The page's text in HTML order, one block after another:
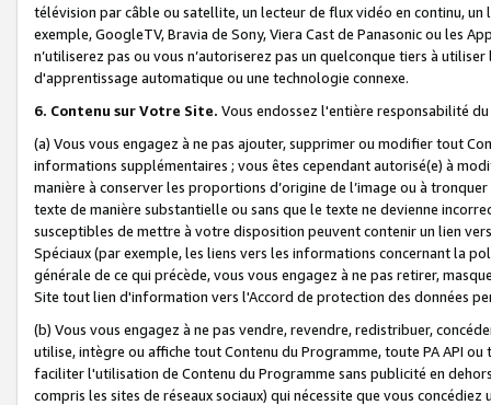
télévision par câble ou satellite, un lecteur de flux vidéo en continu,
exemple, GoogleTV, Bravia de Sony, Viera Cast de Panasonic ou les
n’utiliserez pas ou vous n’autoriserez pas un quelconque tiers à
d'apprentissage automatique ou une technologie connexe.
6. Contenu sur Votre Site. Vous endossez l'entière responsabilité
(a) Vous vous engagez à ne pas ajouter, supprimer ou modifier tout
informations supplémentaires ; vous êtes cependant autorisé(e) à
manière à conserver les proportions d’origine de l’image ou à
texte de manière substantielle ou sans que le texte ne devienne
susceptibles de mettre à votre disposition peuvent contenir un lien
Spéciaux (par exemple, les liens vers les informations concernant la
générale de ce qui précède, vous vous engagez à ne pas retirer,
Site tout lien d'information vers l'Accord de protection des données
(b) Vous vous engagez à ne pas vendre, revendre, redistribuer,
utilise, intègre ou affiche tout Contenu du Programme, toute PA API
faciliter l'utilisation de Contenu du Programme sans publicité en
compris les sites de réseaux sociaux) qui nécessite que vous